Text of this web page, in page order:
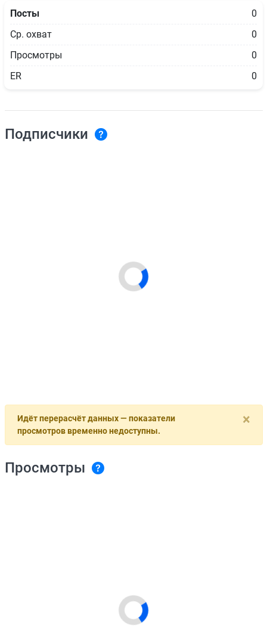
Посты
0
Ср. охват
0
Просмотры
0
ER
0
Подписчики
×
Идёт перерасчёт данных — показатели
просмотров временно недоступны.
Просмотры